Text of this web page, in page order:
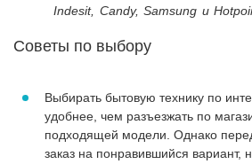
Indesit, Candy, Samsung и
Советы по выбору
Выбирать бытовую технику по
удобнее, чем разъезжать по
подходящей модели. Однако
заказ на понравившийся вариант,